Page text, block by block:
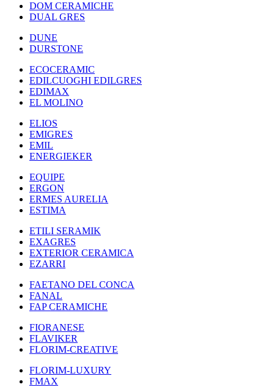
DOM CERAMICHE
DUAL GRES
DUNE
DURSTONE
ECOCERAMIC
EDILCUOGHI EDILGRES
EDIMAX
EL MOLINO
ELIOS
EMIGRES
EMIL
ENERGIEKER
EQUIPE
ERGON
ERMES AURELIA
ESTIMA
ETILI SERAMIK
EXAGRES
EXTERIOR CERAMICA
EZARRI
FAETANO DEL CONCA
FANAL
FAP CERAMICHE
FIORANESE
FLAVIKER
FLORIM-CREATIVE
FLORIM-LUXURY
FMAX